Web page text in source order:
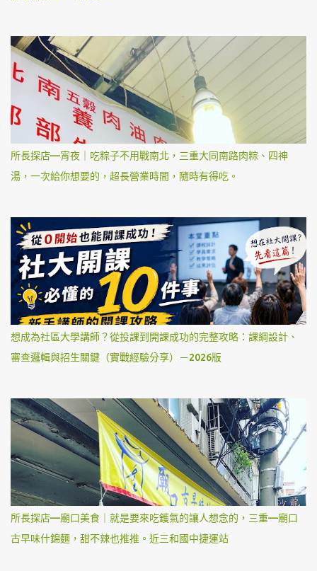
所長探店—宵夜｜吃粽子不用戰南北，三重大同南路肉粽、四神
湯，一次給你想要的，超長營業時間，隨時有得吃。
想成為社區大學講師？從投課到開課成功的完整攻略：課綱設計、
審查邏輯與招生關鍵（實戰經驗分享）－2026版
所長探店—廟口美食｜就是要來吃鑊氣的讓人想念的，三重—廟口
古早味什錦麵，甜不辣也推推。近三和國中捷運站